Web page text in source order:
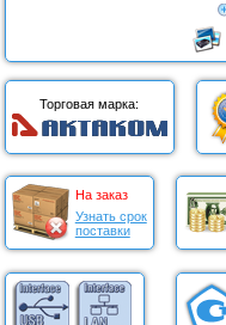
Торговая марка:
На заказ
Узнать срок
поставки